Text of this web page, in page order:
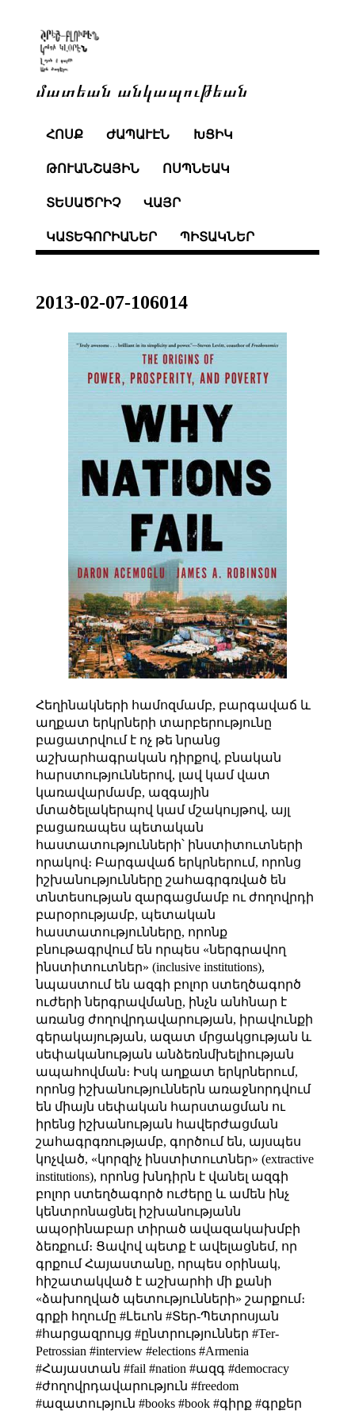
մատեան անկապութեան
ՀՈՍՔ ԺԱՊԱՒԷՆ ԽՑԻԿ
ԹՈՒԱՆՇԱՅԻՆ ՈՍՊՆԵԱԿ
ՏԵՍԱԾՐԻՉ ՎԱՅՐ
ԿԱՏԵԳՈՐԻԱՆԵՐ ՊԻՏԱԿՆԵՐ
2013-02-07-106014
Հեղինակների համոզմամբ, բարգավաճ և
աղքատ երկրների տարբերությունը
բացատրվում է ոչ թե նրանց
աշխարհագրական դիրքով, բնական
հարստություններով, լավ կամ վատ
կառավարմամբ, ազգային
մտածելակերպով կամ մշակույթով, այլ
բացառապես պետական
հաստատությունների՝ ինստիտուտների
որակով։ Բարգավաճ երկրներում, որոնց
իշխանությունները շահագրգռված են
տնտեսության զարգացմամբ ու ժողովրդի
բարօրությամբ, պետական
հաստատությունները, որոնք
բնութագրվում են որպես «ներգրավող
ինստիտուտներ» (inclusive institutions),
նպաստում են ազգի բոլոր ստեղծագործ
ուժերի ներգրավմանը, ինչն անհնար է
առանց ժողովրդավարության, իրավունքի
գերակայության, ազատ մրցակցության և
սեփականության անձեռնմխելիության
ապահովման։ Իսկ աղքատ երկրներում,
որոնց իշխանություններն առաջնորդվում
են միայն սեփական հարստացման ու
իրենց իշխանության հավերժացման
շահագրգռությամբ, գործում են, այսպես
կոչված, «կորզիչ ինստիտուտներ» (extractive
institutions), որոնց խնդիրն է վանել ազգի
բոլոր ստեղծագործ ուժերը և ամեն ինչ
կենտրոնացնել իշխանությանն
ապօրինաբար տիրած ավազակախմբի
ձեռքում։ Ցավով պետք է ավելացնեմ, որ
գրքում Հայաստանը, որպես օրինակ,
հիշատակված է աշխարհի մի քանի
«ձախողված պետությունների» շարքում։
գրքի հղումը #Լեւոն #Տեր-Պետրոսյան
#հարցազրույց #ընտրություններ #Ter-
Petrossian #interview #elections #Armenia
#Հայաստան #fail #nation #ազգ #democracy
#ժողովրդավարություն #freedom
#ազատություն #books #book #գիրք #գրքեր